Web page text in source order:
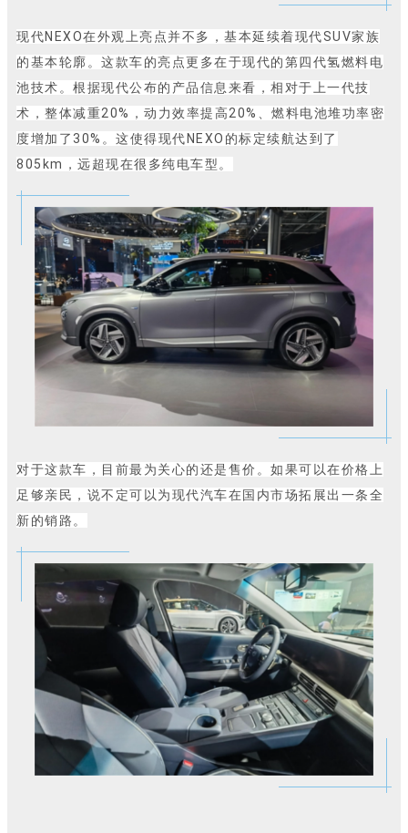
现代NEXO在外观上亮点并不多，基本延续着现代SUV家族
的基本轮廓。这款车的亮点更多在于现代的第四代氢燃料电
池技术。根据现代公布的产品信息来看，相对于上一代技
术，整体减重20%，动力效率提高20%、燃料电池堆功率密
度增加了30%。这使得现代NEXO的标定续航达到了
805km，远超现在很多纯电车型。
对于这款车，目前最为关心的还是售价。如果可以在价格上
足够亲民，说不定可以为现代汽车在国内市场拓展出一条全
新的销路。